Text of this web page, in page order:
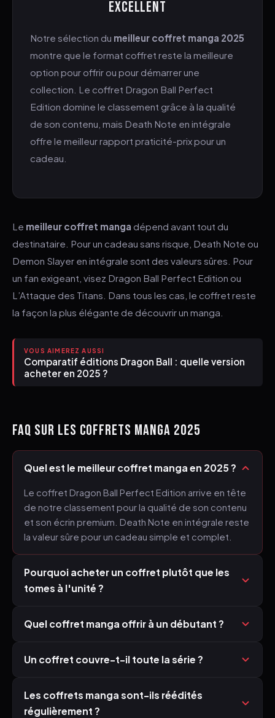
Excellent
Notre sélection du meilleur coffret manga 2025
montre que le format coffret reste la meilleure
option pour offrir ou pour démarrer une
collection. Le coffret Dragon Ball Perfect
Edition domine le classement grâce à la qualité
de son contenu, mais Death Note en intégrale
offre le meilleur rapport praticité-prix pour un
cadeau.
Le meilleur coffret manga dépend avant tout du
destinataire. Pour un cadeau sans risque, Death Note ou
Demon Slayer en intégrale sont des valeurs sûres. Pour
un fan exigeant, visez Dragon Ball Perfect Edition ou
L’Attaque des Titans. Dans tous les cas, le coffret reste
la façon la plus élégante de découvrir un manga.
VOUS AIMEREZ AUSSI
Comparatif éditions Dragon Ball : quelle version
acheter en 2025 ?
FAQ SUR LES COFFRETS MANGA 2025
Quel est le meilleur coffret manga en 2025 ?
Le coffret Dragon Ball Perfect Edition arrive en tête
de notre classement pour la qualité de son contenu
et son écrin premium. Death Note en intégrale reste
la valeur sûre pour un cadeau simple et complet.
Pourquoi acheter un coffret plutôt que les
tomes à l'unité ?
Quel coffret manga offrir à un débutant ?
Un coffret couvre-t-il toute la série ?
Les coffrets manga sont-ils réédités
régulièrement ?